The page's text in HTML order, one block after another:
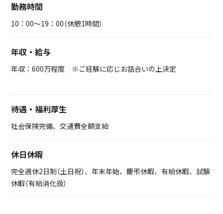
勤務時間
10：00～19：00（休憩1時間）
年収・給与
年収：600万程度 ※ご経験に応じお話合いの上決定
待遇・福利厚生
社会保険完備、交通費全額支給
休日休暇
完全週休2日制（土日祝）、年末年始、慶弔休暇、有給休暇、試験
休暇（有給消化扱）